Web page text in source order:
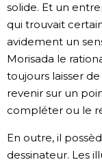
solide. Et un
qui trouvait
avidement un
Morisada le
toujours laisser
revenir sur un
compléter ou le
En outre, il
dessinateur. Les